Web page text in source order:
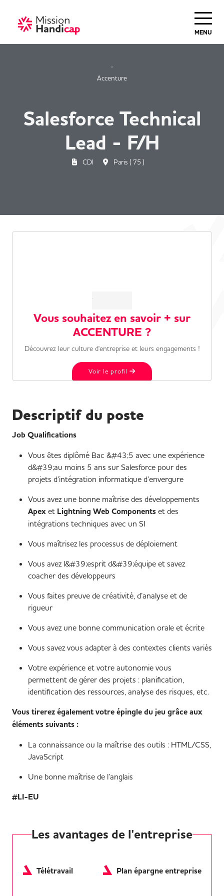
MENU
Accenture
Salesforce Technical
Lead - F/H
CDI Paris ( 75 )
Vous souhaitez en savoir + sur
ACCENTURE ?
Découvrez leur culture d'entreprise et leurs engagements !
Voir le profil
Descriptif du poste
Job Qualifications
Vous êtes diplômé Bac &#43;5 avec une expérience
d&#39;au moins 5 ans sur Salesforce pour des
projets d’intégration informatique d’envergure
Vous avez une bonne maîtrise des développements
Apex et Lightning Web Components et des
intégrations techniques avec un SI
Vous maîtrisez les processus de déploiement
Vous avez l&#39;esprit d&#39;équipe et savez
coacher des développeurs
Vous faites preuve de créativité, d’analyse et de
rigueur
Vous avez une bonne communication orale et écrite
Vous savez vous adapter à des contextes clients variés
Votre expérience et votre autonomie vous
permettent de gérer des projets : planification,
identification des ressources, analyse des risques, etc.
Vous tirerez également votre épingle du jeu grâce aux
éléments suivants :
La connaissance ou la maîtrise des outils : HTML/CSS,
JavaScript
Une bonne maîtrise de l’anglais
#LI-EU
Les avantages de l'entreprise
Télétravail Plan épargne entreprise